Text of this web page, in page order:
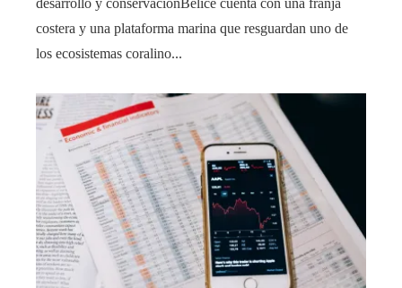
costera y una plataforma marina que resguardan uno de
los ecosistemas coralino...